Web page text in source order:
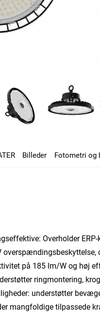
Billeder Fotometri og
Overholder
på 185 lm/W og høj
ringmontering,
understøtter
mangfoldige tilpassede